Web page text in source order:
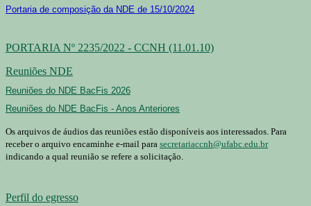
Portaria de composição da NDE de 15/10/2024
PORTARIA Nº 2235/2022 - CCNH (11.01.10)
Reuniões NDE
Reuniões do NDE BacFis 2026
Reuniões do NDE BacFis - Anos Anteriores
Os arquivos de áudios das reuniões estão disponíveis aos interessados. Para
receber o arquivo encaminhe e-mail para secretariaccnh@ufabc.edu.br
indicando a qual reunião se refere a solicitação.
Perfil do egresso